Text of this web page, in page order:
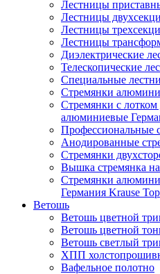
Лестницы
Лестницы
Лестницы
Лестницы
Диэлектрические
Телескопические
Специальные
Стремянки
Стремянки c лотком
алюминиевые
Профессиональные
Анодированные
Стремянки
Вышка стремянка на
Стремянки
Германия Krause
Ветошь
Ветошь цветной
Ветошь цветной
Ветошь светлый
ХПП
Вафельное полотно